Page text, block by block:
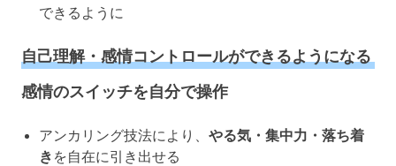
できるように
自己理解・感情コントロールができるようになる
感情のスイッチを自分で操作
アンカリング技法により、 やる気・集中力・落ち着
き を自在に引き出せる